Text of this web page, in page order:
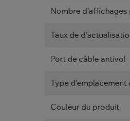
Nombre d'affichages
Taux de
Port de câble antivol
Type
Couleur du produit